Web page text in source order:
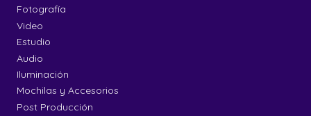
Fotografía
Video
Estudio
Audio
Iluminación
Mochilas y Accesorios
Post Producción